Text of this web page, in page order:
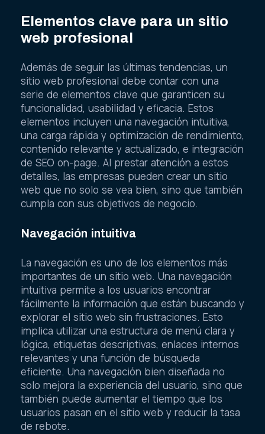
Elementos clave para un sitio
web profesional
Además de seguir las últimas tendencias, un
sitio web profesional debe contar con una
serie de elementos clave que garanticen su
funcionalidad, usabilidad y eficacia. Estos
elementos incluyen una navegación intuitiva,
una carga rápida y optimización de rendimiento,
contenido relevante y actualizado, e integración
de SEO on-page. Al prestar atención a estos
detalles, las empresas pueden crear un sitio
web que no solo se vea bien, sino que también
cumpla con sus objetivos de negocio.
Navegación intuitiva
La navegación es uno de los elementos más
importantes de un sitio web. Una navegación
intuitiva permite a los usuarios encontrar
fácilmente la información que están buscando y
explorar el sitio web sin frustraciones. Esto
implica utilizar una estructura de menú clara y
lógica, etiquetas descriptivas, enlaces internos
relevantes y una función de búsqueda
eficiente. Una navegación bien diseñada no
solo mejora la experiencia del usuario, sino que
también puede aumentar el tiempo que los
usuarios pasan en el sitio web y reducir la tasa
de rebote.